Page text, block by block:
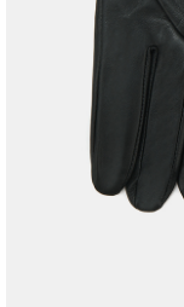
Москва